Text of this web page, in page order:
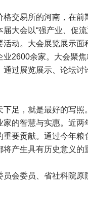
交易所的河南，在
大会以“强产业、促
动。大会展览展示
2600余家。大会聚
过展览展示、论坛
足，就是最好的写
的智慧与实惠。近
要贡献。通过今年
产生具有历史意义的
委员、省社科院原